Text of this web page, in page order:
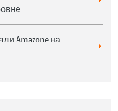
Amazone на